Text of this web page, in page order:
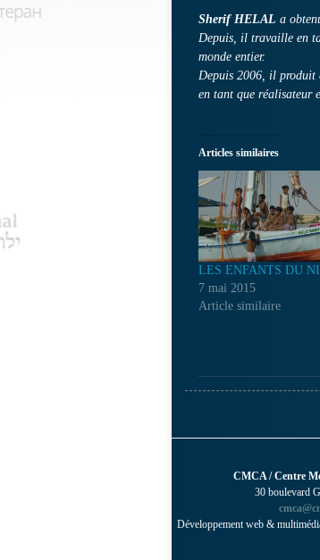
Sherif HELAL a
Depuis, il travaille en
monde entier.
Depuis 2006, il produit
en tant que réalisateur
Articles similaires
LES ENFANTS DU
7 mai 2015
Article similaire
CMCA / Centre
30 boulevard
Développement web &